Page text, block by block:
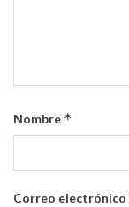
Nombre *
Correo electrónico